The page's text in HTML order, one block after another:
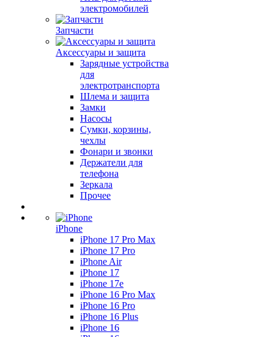
электромобилей
Запчасти
Аксессуары и защита
Зарядные устройства
для
электротранспорта
Шлема и защита
Замки
Насосы
Сумки, корзины,
чехлы
Фонари и звонки
Держатели для
телефона
Зеркала
Прочее
iPhone
iPhone 17 Pro Max
iPhone 17 Pro
iPhone Air
iPhone 17
iPhone 17e
iPhone 16 Pro Max
iPhone 16 Pro
iPhone 16 Plus
iPhone 16